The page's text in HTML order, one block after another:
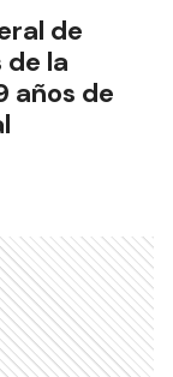
de
de la
años de